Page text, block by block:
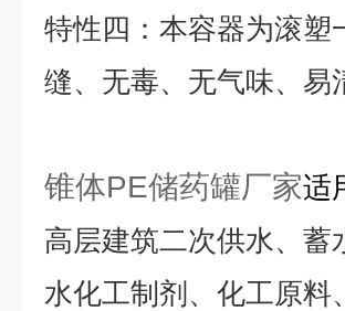
特性四：本容器为滚塑
缝、无毒、无气味、易
锥体PE储药罐厂家适
高层建筑二次供水、
水化工制剂、化工原料